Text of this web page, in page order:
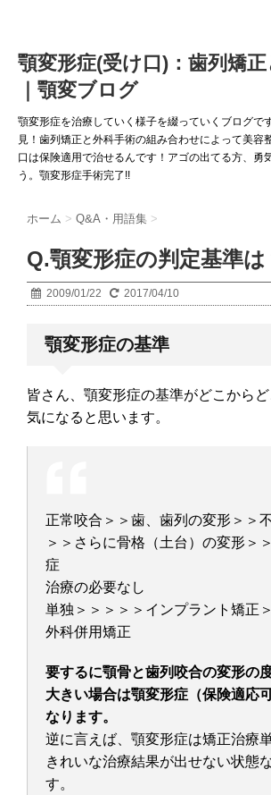
顎変形症(受け口)：歯列矯
｜顎変ブログ
顎変形症を治療していく様子を綴っていくブログで
見！歯列矯正と外科手術の組み合わせによって美容
口は保険適用で治せるんです！アゴの出てる方、勇
う。顎変形症手術完了!!
ホーム > Q&A・用語集 >
Q.顎変形症の判定基準は
2009/01/22 2017/04/10
顎変形症の基準
皆さん、顎変形症の基準がどこから
気になると思います。
正常咬合＞＞歯、歯列の変形＞＞
＞＞さらに骨格（土台）の変形＞
症
治療の必要なし
単独＞＞＞＞＞インプラント矯正
外科併用矯正
要するに顎骨と歯列咬合の変形の
大きい場合は顎変形症（保険適応
なります。
逆に言えば、顎変形症は矯正治療
きれいな治療結果が出せない状態
す。